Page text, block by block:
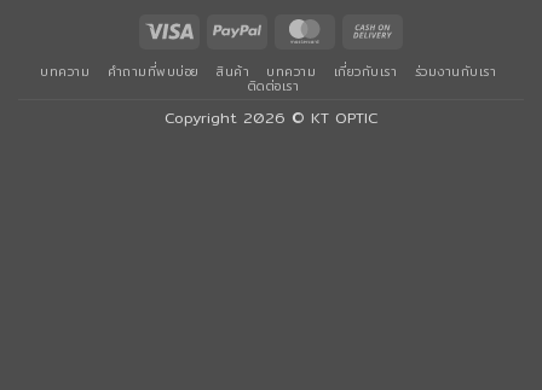
Visa PayPal MasterCard
Delivery
บทความ คำถามที่พบบ่อย สินค้า บทความ เกี่ยวกับเรา ร่วมงานกับเรา
ติดต่อเรา
Copyright 2026 © KT OPTIC